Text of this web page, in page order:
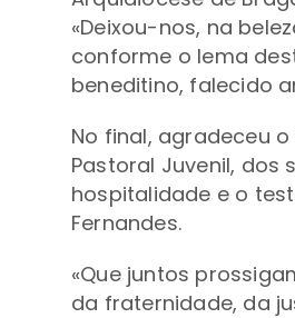
«Deixou-nos, na
conforme o lema
beneditino, falecido
No final, agradeceu
Pastoral Juvenil,
hospitalidade e o
Fernandes.
«Que juntos
da fraternidade, da